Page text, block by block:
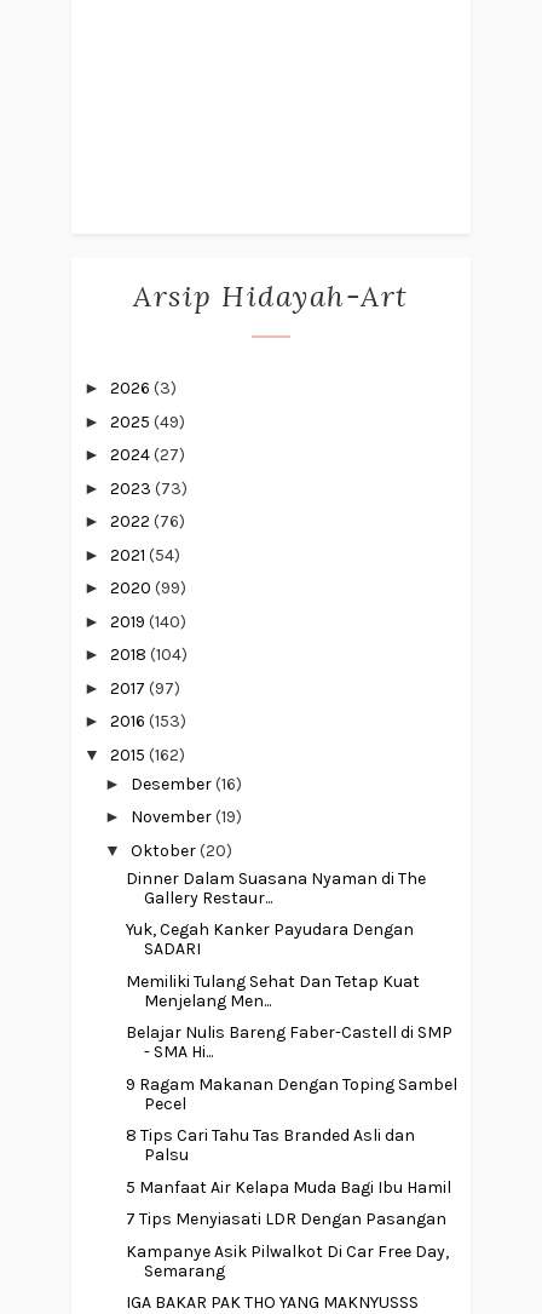
Arsip Hidayah-Art
► 2026 (3)
► 2025 (49)
► 2024(27)
► 2023 (73)
► 2022 (76)
► 2021 (54)
► 2020 (99)
► 2019 (140)
► 2018 (104)
► 2017 (97)
► 2016 (153)
▼ 2015 (162)
► Desember(16)
► November(19)
▼ Oktober(20)
Dinner Dalam Suasana Nyaman di The
Gallery Restaur...
Yuk, Cegah Kanker Payudara Dengan
SADARI
Memiliki Tulang Sehat Dan Tetap Kuat
Menjelang Men...
Belajar Nulis Bareng Faber-Castell di SMP
- SMA Hi...
9 Ragam Makanan Dengan Toping Sambel
Pecel
8 Tips Cari Tahu Tas Branded Asli dan
Palsu
5 Manfaat Air Kelapa Muda Bagi Ibu Hamil
7 Tips Menyiasati LDR Dengan Pasangan
Kampanye Asik Pilwalkot Di Car Free Day,
Semarang
IGA BAKAR PAK THO YANG MAKNYUSSS